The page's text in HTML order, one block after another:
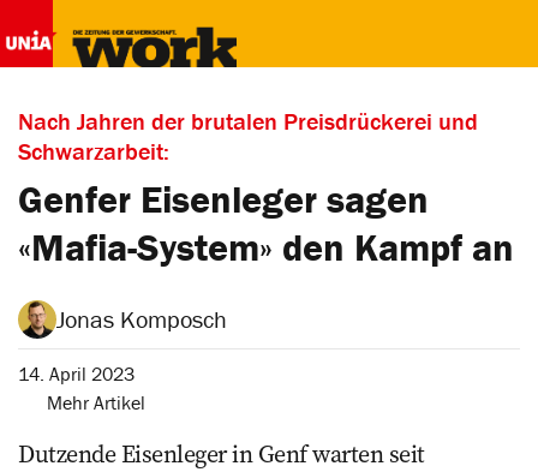
Nach Jahren der brutalen Preisdrückerei und
Schwarzarbeit:
Genfer Eisenleger sagen
«Mafia-System» den Kampf an
Jonas Komposch
14. April 2023
Mehr Artikel
Dutzende ­Eisenleger in Genf warten seit